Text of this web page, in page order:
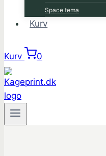
Space tema
Kurv
Kurv 0